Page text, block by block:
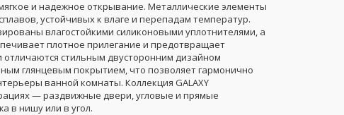
и надежное открывание. Металлические элементы
устойчивых к влаге и перепадам температур.
влагостойкими силиконовыми уплотнителями, а
плотное прилегание и предотвращает
стильным двусторонним дизайном
глянцевым покрытием, что позволяет гармонично
ванной комнаты. Коллекция GALAXY
— раздвижные двери, угловые и прямые
в нишу или в угол.